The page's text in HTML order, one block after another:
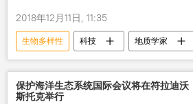
2018年12月11日, 11:35
生物多样性 科技
地质学家
生物学家
生物学
地下
微生物
生物 细菌
保护海洋生态系统国际会议将在符拉迪沃
斯托克举行